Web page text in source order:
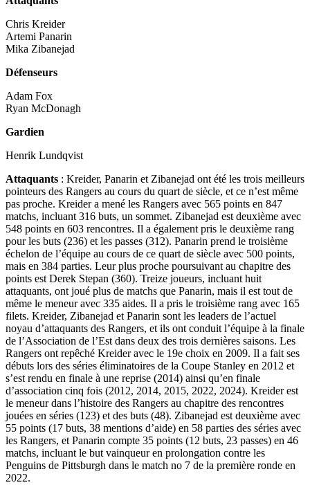
Chris Kreider
Artemi Panarin
Mika Zibanejad
Défenseurs
Adam Fox
Ryan McDonagh
Gardien
Henrik Lundqvist
Attaquants : Kreider, Panarin et Zibanejad ont été les trois meilleurs
pointeurs des Rangers au cours du quart de siècle, et ce n’est même
pas proche. Kreider a mené les Rangers avec 565 points en 847
matchs, incluant 316 buts, un sommet. Zibanejad est deuxième avec
548 points en 603 rencontres. Il a également pris le deuxième rang
pour les buts (236) et les passes (312). Panarin prend le troisième
échelon de l’équipe au cours de ce quart de siècle avec 500 points,
mais en 384 parties. Leur plus proche poursuivant au chapitre des
points est Derek Stepan (360). Treize joueurs, incluant huit
attaquants, ont joué plus de matchs que Panarin, mais il est tout de
même le meneur avec 335 aides. Il a pris le troisième rang avec 165
filets. Kreider, Zibanejad et Panarin sont les leaders de l’actuel
noyau d’attaquants des Rangers, et ils ont conduit l’équipe à la finale
de l’Association de l’Est dans deux des trois dernières saisons. Les
Rangers ont repêché Kreider avec le 19e choix en 2009. Il a fait ses
débuts lors des séries éliminatoires de la Coupe Stanley en 2012 et
s’est rendu en finale à une reprise (2014) ainsi qu’en finale
d’association cinq fois (2012, 2014, 2015, 2022, 2024). Kreider est
le meneur dans l’histoire des Rangers au chapitre des rencontres
jouées en séries (123) et des buts (48). Zibanejad est deuxième avec
55 points (17 buts, 38 mentions d’aide) en 58 parties des séries avec
les Rangers, et Panarin compte 35 points (12 buts, 23 passes) en 46
matchs, incluant le but vainqueur en prolongation contre les
Penguins de Pittsburgh dans le match no 7 de la première ronde en
2022.